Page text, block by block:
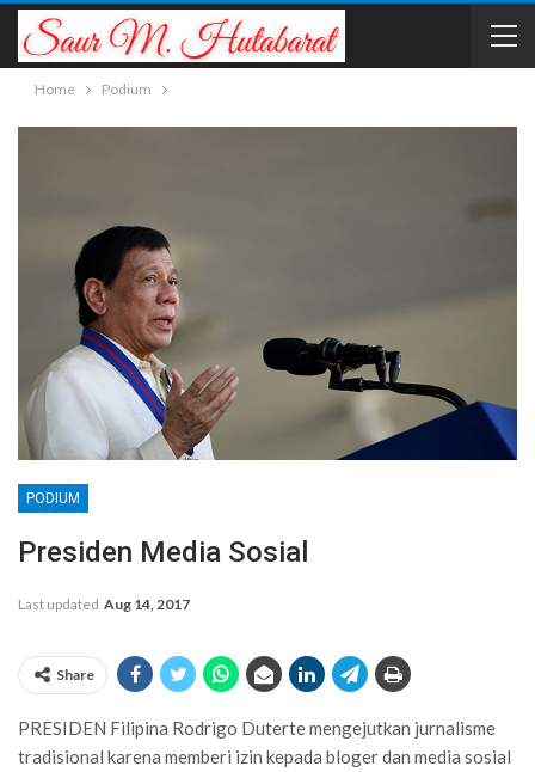
Home Podium
PODIUM
Presiden Media Sosial
Last updated Aug 14, 2017
Share
PRESIDEN Filipina Rodrigo Duterte mengejutkan jurnalisme
tradisional karena memberi izin kepada bloger dan media sosial